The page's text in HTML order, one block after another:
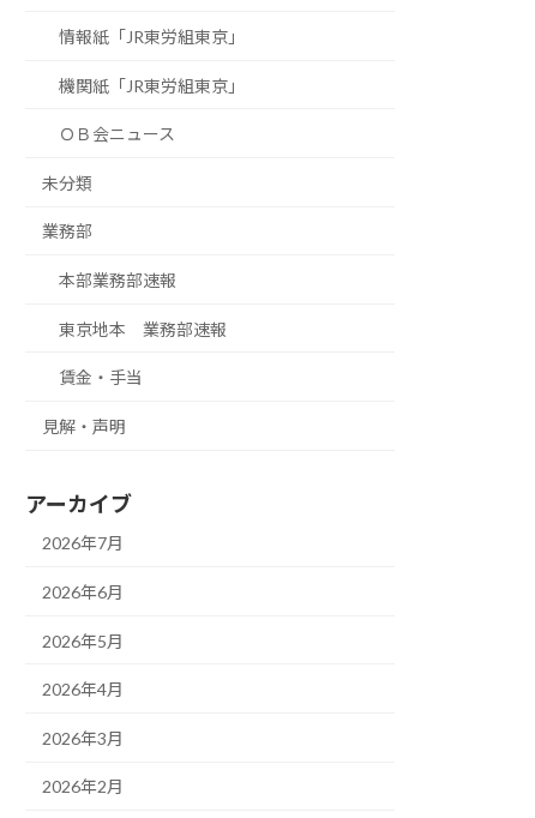
情報紙「JR東労組東京」
機関紙「JR東労組東京」
ＯＢ会ニュース
未分類
業務部
本部業務部速報
東京地本 業務部速報
賃金・手当
見解・声明
アーカイブ
2026年7月
2026年6月
2026年5月
2026年4月
2026年3月
2026年2月